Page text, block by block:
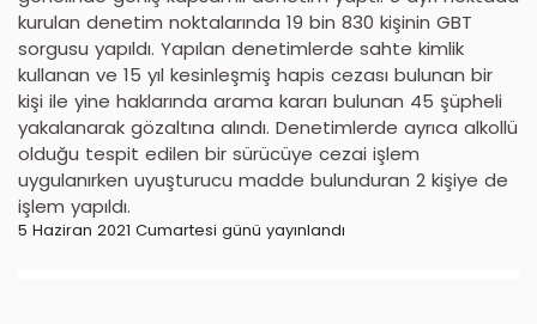
kurulan denetim noktalarında 19 bin 830 kişinin GBT
sorgusu yapıldı. Yapılan denetimlerde sahte kimlik
kullanan ve 15 yıl kesinleşmiş hapis cezası bulunan bir
kişi ile yine haklarında arama kararı bulunan 45 şüpheli
yakalanarak gözaltına alındı. Denetimlerde ayrıca alkollü
olduğu tespit edilen bir sürücüye cezai işlem
uygulanırken uyuşturucu madde bulunduran 2 kişiye de
işlem yapıldı.
5 Haziran 2021 Cumartesi günü yayınlandı